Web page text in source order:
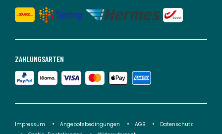
ZAHLUNGSARTEN
Impressum Angebotsbedingungen AGB
Datenschutz